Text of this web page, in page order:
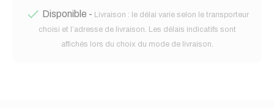
 Disponible - Livraison : le délai varie selon le transporteur
choisi et l’adresse de livraison. Les délais indicatifs sont
affichés lors du choix du mode de livraison.